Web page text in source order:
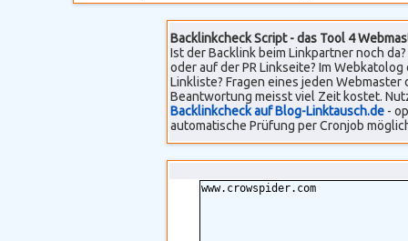
Backlinkcheck Script - das Tool 4
Ist der Backlink beim Linkpartner noch
oder auf der PR Linkseite? Im Webkatolog
Linkliste? Fragen eines jeden Webmaster
Beantwortung meisst viel Zeit kostet.
Backlinkcheck auf Blog-Linktausch.de-
automatische Prüfung per Cronjob